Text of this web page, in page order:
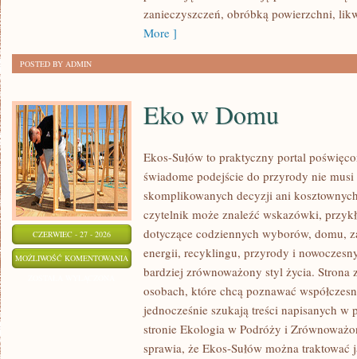
zanieczyszczeń, obróbką powierzchni,
More ]
POSTED BY ADMIN
CZERWIEC - 27 - 2026
MOŻLIWOŚĆ KOMENTOWANIA
DOMU
Eko w Domu
Ekos-Sułów to praktyczny portal
świadome podejście do przyrody nie
skomplikowanych decyzji ani
czytelnik może znaleźć wskazówki,
dotyczące codziennych wyborów, domu,
energii, recyklingu, przyrody i
bardziej zrównoważony styl życia. Strona
osobach, które chcą poznawać
jednocześnie szukają treści napisanych w
stronie Ekologia w Podróży i
sprawia, że Ekos-Sułów można